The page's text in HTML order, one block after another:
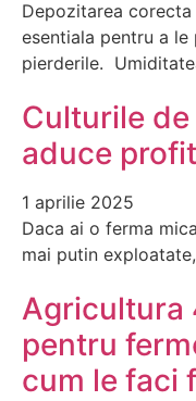
Depozitarea
esentiala pentru a
pierderile.
Culturile
aduce
1 aprilie 2025
Daca ai o ferma
mai putin
Agricultura
pentru
cum le faci